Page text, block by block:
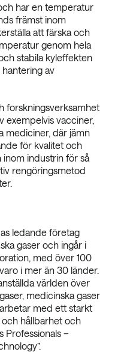
har en temperatur
främst inom
att färska och
genom hela
stabila kyleffekten
av
forskningsverksamhet
exempelvis vacciner,
mediciner, där jämn
för kvalitet och
inom industrin för så
rengöringsmetod
ledande företag
gaser och ingår i
med över 100
i mer än 30 länder.
världen över
medicinska gaser
med ett starkt
hållbarhet och
Professionals –